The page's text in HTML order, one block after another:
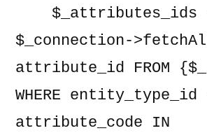
$_connection-
attribute_id FROM
WHERE entity_type_id
attribute_code IN